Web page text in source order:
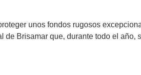
unos fondos rugosos
Brisamar que, durante todo el año,